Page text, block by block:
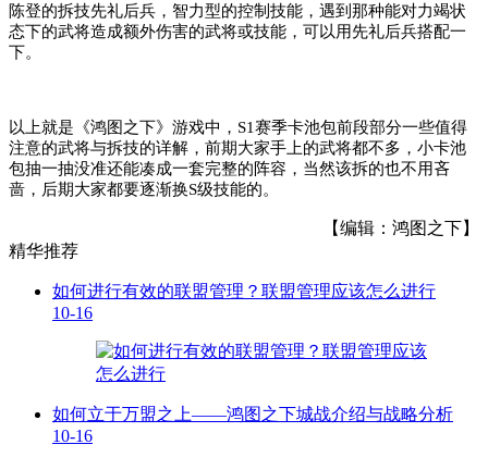
陈登的拆技先礼后兵，智力型的控制技能，遇到那种能对力竭状
态下的武将造成额外伤害的武将或技能，可以用先礼后兵搭配一
下。
以上就是《鸿图之下》游戏中，S1赛季卡池包前段部分一些值得
注意的武将与拆技的详解，前期大家手上的武将都不多，小卡池
包抽一抽没准还能凑成一套完整的阵容，当然该拆的也不用吝
啬，后期大家都要逐渐换S级技能的。
【编辑：鸿图之下】
精华推荐
如何进行有效的联盟管理？联盟管理应该怎么进行
10-16
如何立于万盟之上——鸿图之下城战介绍与战略分析
10-16